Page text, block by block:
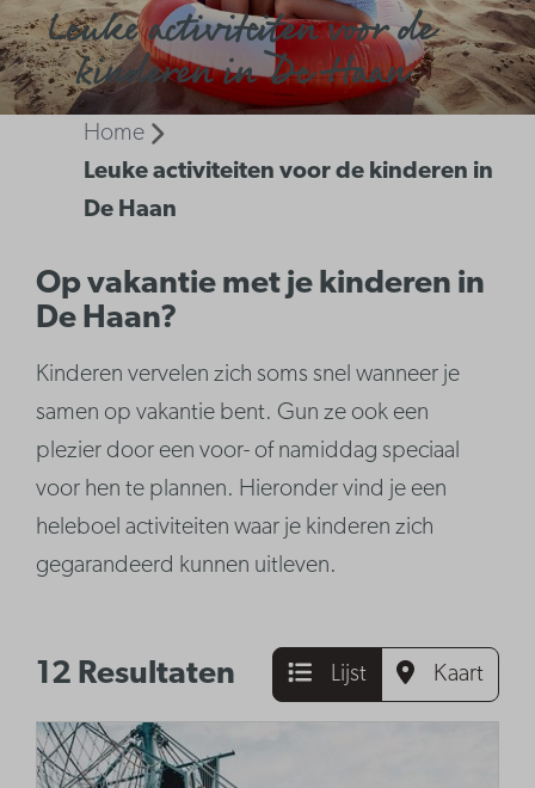
Leuke activiteiten voor de
kinderen in De Haan
Home
Leuke activiteiten voor de kinderen in
De Haan
Op vakantie met je kinderen in
De Haan?
Kinderen vervelen zich soms snel wanneer je
samen op vakantie bent. Gun ze ook een
plezier door een voor- of namiddag speciaal
voor hen te plannen. Hieronder vind je een
heleboel activiteiten waar je kinderen zich
gegarandeerd kunnen uitleven.
12 Resultaten Lijst Kaart